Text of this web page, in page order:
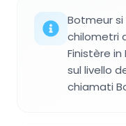
Botmeur
chilometri
Finistère
sul livello
chiamati